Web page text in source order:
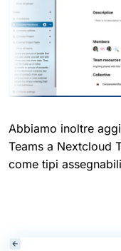
Abbiamo inoltre
Teams a Nextcloud
come tipi